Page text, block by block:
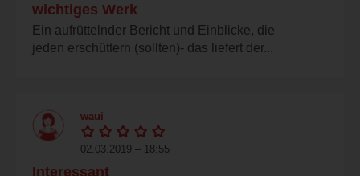
wichtiges Werk
Ein aufrüttelnder Bericht und Einblicke, die
jeden erschüttern (sollten)- das liefert der...
waui
02.03.2019 – 18:55
Interessant